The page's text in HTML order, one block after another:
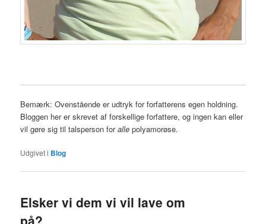
Bemærk: Ovenstående er udtryk for forfatterens egen holdning.
Bloggen her er skrevet af forskellige forfattere, og ingen kan eller
vil gøre sig til talsperson foralle polyamorøse.
Udgivet i Blog
Elsker vi dem vi vil lave om
på?